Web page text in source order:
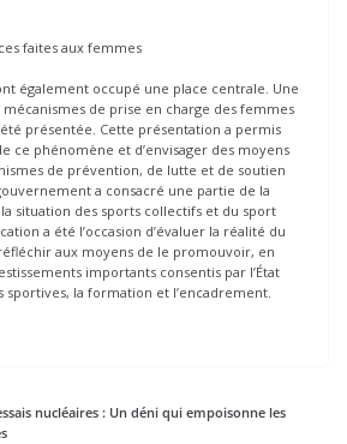
faites aux femmes
également occupé une place centrale. Une
de prise en charge des femmes
présentée. Cette présentation a permis
ce phénomène et d’envisager des moyens
de prévention, de lutte et de soutien
a consacré une partie de la
situation des sports collectifs et du sport
a été l’occasion d’évaluer la réalité du
aux moyens de le promouvoir, en
importants consentis par l’État
sportives, la formation et l’encadrement.
nucléaires : Un déni qui empoisonne les